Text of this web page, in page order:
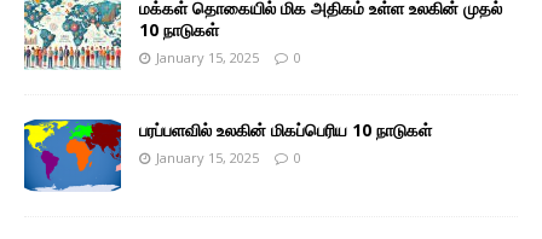
மக்கள் தொகையில் மிக அதிகம் உள்ள உலகின் முதல்
10 நாடுகள்
January 15, 2025 0
பரப்பளவில் உலகின் மிகப்பெரிய 10 நாடுகள்
January 15, 2025 0